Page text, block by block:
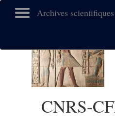
Archives
CNRS-